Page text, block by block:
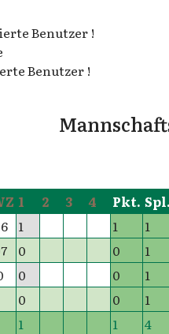
Benutzer !
Benutzer !
1 2 3 4 Pkt. Spl.
1 1 1
0 0 1
0 0 1
0 0 1
1 1 4